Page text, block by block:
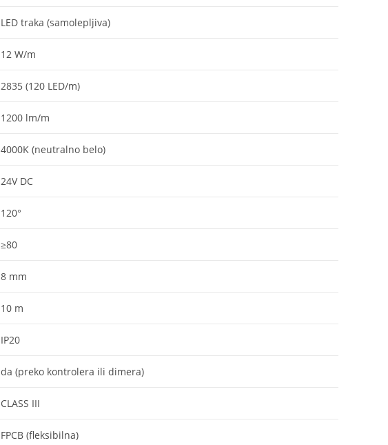
LED traka (samolepljiva)
12 W/m
2835 (120 LED/m)
1200 lm/m
4000K (neutralno belo)
24V DC
120°
≥80
8 mm
10 m
IP20
da (preko kontrolera ili dimera)
CLASS III
FPCB (fleksibilna)